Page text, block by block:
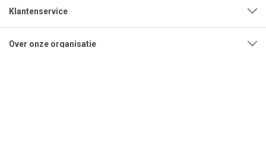
Klantenservice
Over onze organisatie